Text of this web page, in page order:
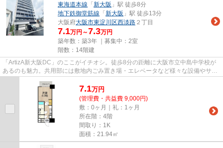
東海道本線 「 新大阪 」駅 徒歩8分
地下鉄御堂筋線 「 新大阪 」駅 徒歩13分
大阪府大阪市東淀川区西淡路 ２丁目
7.1万円～7.3万円
築年数：築3年 ｜募集中： 2室
階数：14階建
「ArtizA新大阪DC」のここがイチオシ。徒歩8分の距離に大阪市立中島中学校が
あるのも魅力。共用部には敷地内ごみ置き場・エレベータなど様々な設備やサー
7.1万円
(管理費・共益費 9,000円)
敷：0ヶ月｜礼：1ヶ月
所在階：4階
間取り：1K
面積：21.94㎡